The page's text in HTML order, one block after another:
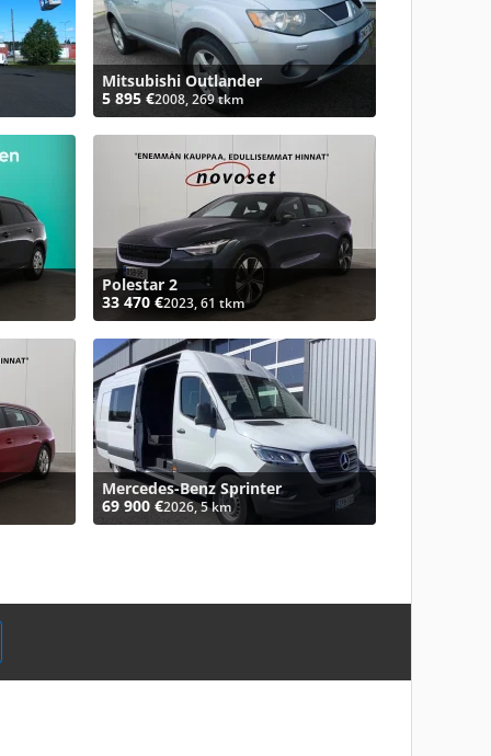
Mitsubishi Outlander
5 895 €2008, 269 tkm
Polestar 2
33 470 €2023, 61 tkm
Mercedes-Benz Sprinter
69 900 €2026, 5 km